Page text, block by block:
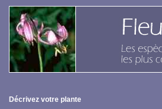
Décrivez votre plante